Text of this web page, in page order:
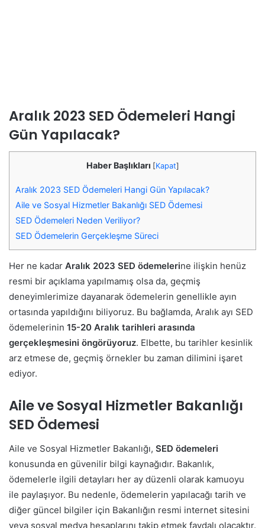
Aralık 2023 SED Ödemeleri Hangi
Gün Yapılacak?
Haber Başlıkları [Kapat]
Aralık 2023 SED Ödemeleri Hangi Gün Yapılacak?
Aile ve Sosyal Hizmetler Bakanlığı SED Ödemesi
SED Ödemeleri Neden Veriliyor?
SED Ödemelerin Gerçekleşme Süreci
Her ne kadar Aralık 2023 SED ödemelerine ilişkin henüz
resmi bir açıklama yapılmamış olsa da, geçmiş
deneyimlerimize dayanarak ödemelerin genellikle ayın
ortasında yapıldığını biliyoruz. Bu bağlamda, Aralık ayı SED
ödemelerinin 15-20 Aralık tarihleri arasında
gerçekleşmesini öngörüyoruz. Elbette, bu tarihler kesinlik
arz etmese de, geçmiş örnekler bu zaman dilimini işaret
ediyor.
Aile ve Sosyal Hizmetler Bakanlığı
SED Ödemesi
Aile ve Sosyal Hizmetler Bakanlığı, SED ödemeleri
konusunda en güvenilir bilgi kaynağıdır. Bakanlık,
ödemelerle ilgili detayları her ay düzenli olarak kamuoyu
ile paylaşıyor. Bu nedenle, ödemelerin yapılacağı tarih ve
diğer güncel bilgiler için Bakanlığın resmi internet sitesini
veya sosyal medya hesaplarını takip etmek faydalı olacaktır.